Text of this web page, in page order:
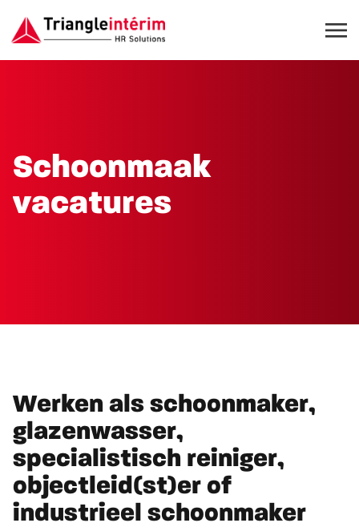
Schoonmaak
vacatures
Werken als schoonmaker,
glazenwasser,
specialistisch reiniger,
objectleid(st)er of
industrieel schoonmaker